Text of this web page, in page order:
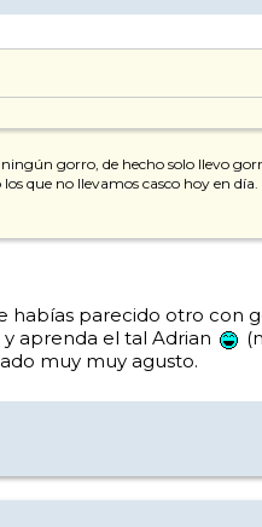
ningún gorro, de hecho solo llevo
que no llevamos casco hoy en día.
habías parecido otro
aprenda el tal Adrian
muy muy agusto.